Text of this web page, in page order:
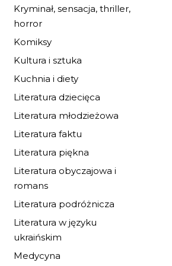
Kryminał, sensacja, thriller,
horror
Komiksy
Kultura i sztuka
Kuchnia i diety
Literatura dziecięca
Literatura młodzieżowa
Literatura faktu
Literatura piękna
Literatura obyczajowa i
romans
Literatura podróżnicza
Literatura w języku
ukraińskim
Medycyna